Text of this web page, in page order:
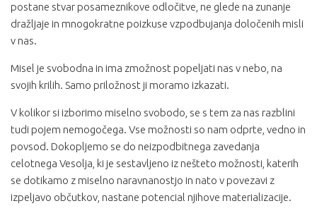
postane stvar posameznikove odločitve, ne glede na zunanje
dražljaje in mnogokratne poizkuse vzpodbujanja določenih misli
v nas.
Misel je svobodna in ima zmožnost popeljati nas v nebo, na
svojih krilih. Samo priložnost ji moramo izkazati.
V kolikor si izborimo miselno svobodo, se s tem za nas razblini
tudi pojem nemogočega. Vse možnosti so nam odprte, vedno in
povsod. Dokopljemo se do neizpodbitnega zavedanja
celotnega Vesolja, ki je sestavljeno iz nešteto možnosti, katerih
se dotikamo z miselno naravnanostjo in nato v povezavi z
izpeljavo občutkov, nastane potencial njihove materializacije.